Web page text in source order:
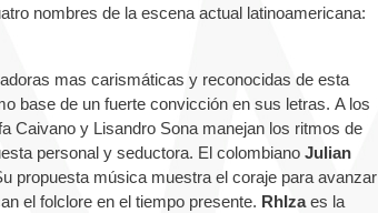
nombres de la escena actual latinoamericana:
mas carismáticas y reconocidas de esta
base de un fuerte convicción en sus letras. A los
Caivano y Lisandro Sona manejan los ritmos de
personal y seductora. El colombiano Julian
propuesta música muestra el coraje para avanzar
el folclore en el tiempo presente. RhIzaes la